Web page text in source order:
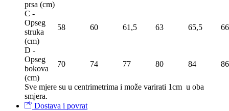
prsa (сm)
C -
Opseg
struka
(сm)
58 60 61,5 63 65,5
D -
Opseg
bokova
(сm)
70 74 77 80 84 86
Sve mjere su u centrimetrima i može varirati 1cm u oba
smjera.
Dostava i povrat